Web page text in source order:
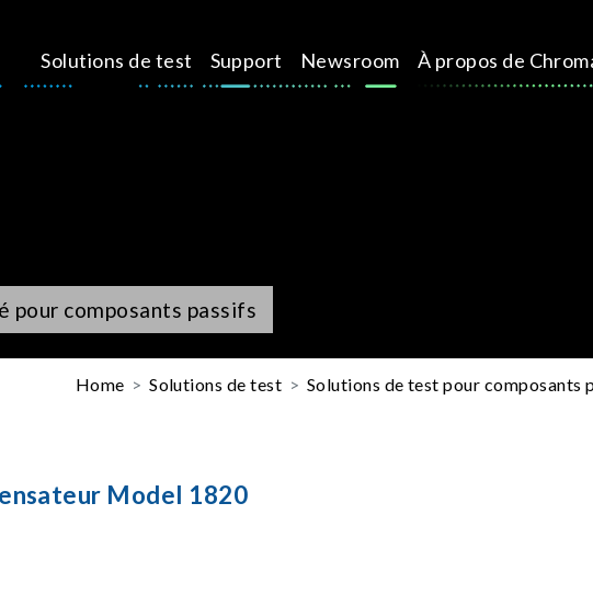
Solutions de test Support Newsroom À propos de
pour composants passifs
Home Solutions de test Solutions de test pour composants
Model 1820